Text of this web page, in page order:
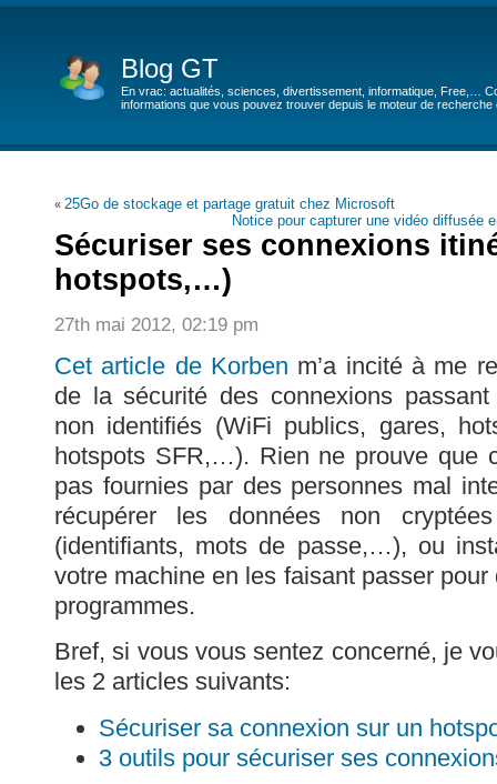
Blog GT
En vrac: actualités, sciences, divertissement, informatique, Free,…
informations que vous pouvez trouver depuis le moteur de recherche
« 25Go de stockage et partage gratuit chez Microsoft
Notice pour capturer une vidéo diffusée
Sécuriser ses connexions
hotspots,…)
27th mai 2012, 02:19 pm
Cet article de Korben m’a incité à me
de la sécurité des connexions
non identifiés (WiFi publics, gares,
hotspots SFR,…). Rien ne prouve que
pas fournies par des personnes mal
récupérer les données non
(identifiants, mots de passe,…), ou
votre machine en les faisant passer
programmes.
Bref, si vous vous sentez concerné, je
les 2 articles suivants:
Sécuriser sa connexion sur un
3 outils pour sécuriser ses